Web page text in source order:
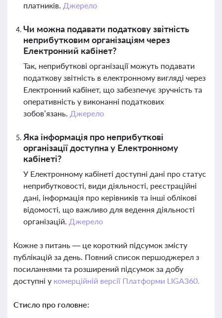
платників. Джерело
Чи можна подавати податкову звітність
неприбутковим організаціям через
Електронний кабінет?
Так, неприбуткові організації можуть подавати
податкову звітність в електронному вигляді через
Електронний кабінет, що забезпечує зручність та
оперативність у виконанні податкових
зобов’язань. Джерело
Яка інформація про неприбуткові
організації доступна у Електронному
кабінеті?
У Електронному кабінеті доступні дані про статус
неприбутковості, види діяльності, реєстраційні
дані, інформація про керівників та інші облікові
відомості, що важливо для ведення діяльності
організацій. Джерело
Кожне з питань — це короткий підсумок змісту
публікацій за день. Повний список першоджерел з
посиланнями та розширений підсумок за добу
доступні у комерційній версії Платформи LIGA360.
Стисло про головне: